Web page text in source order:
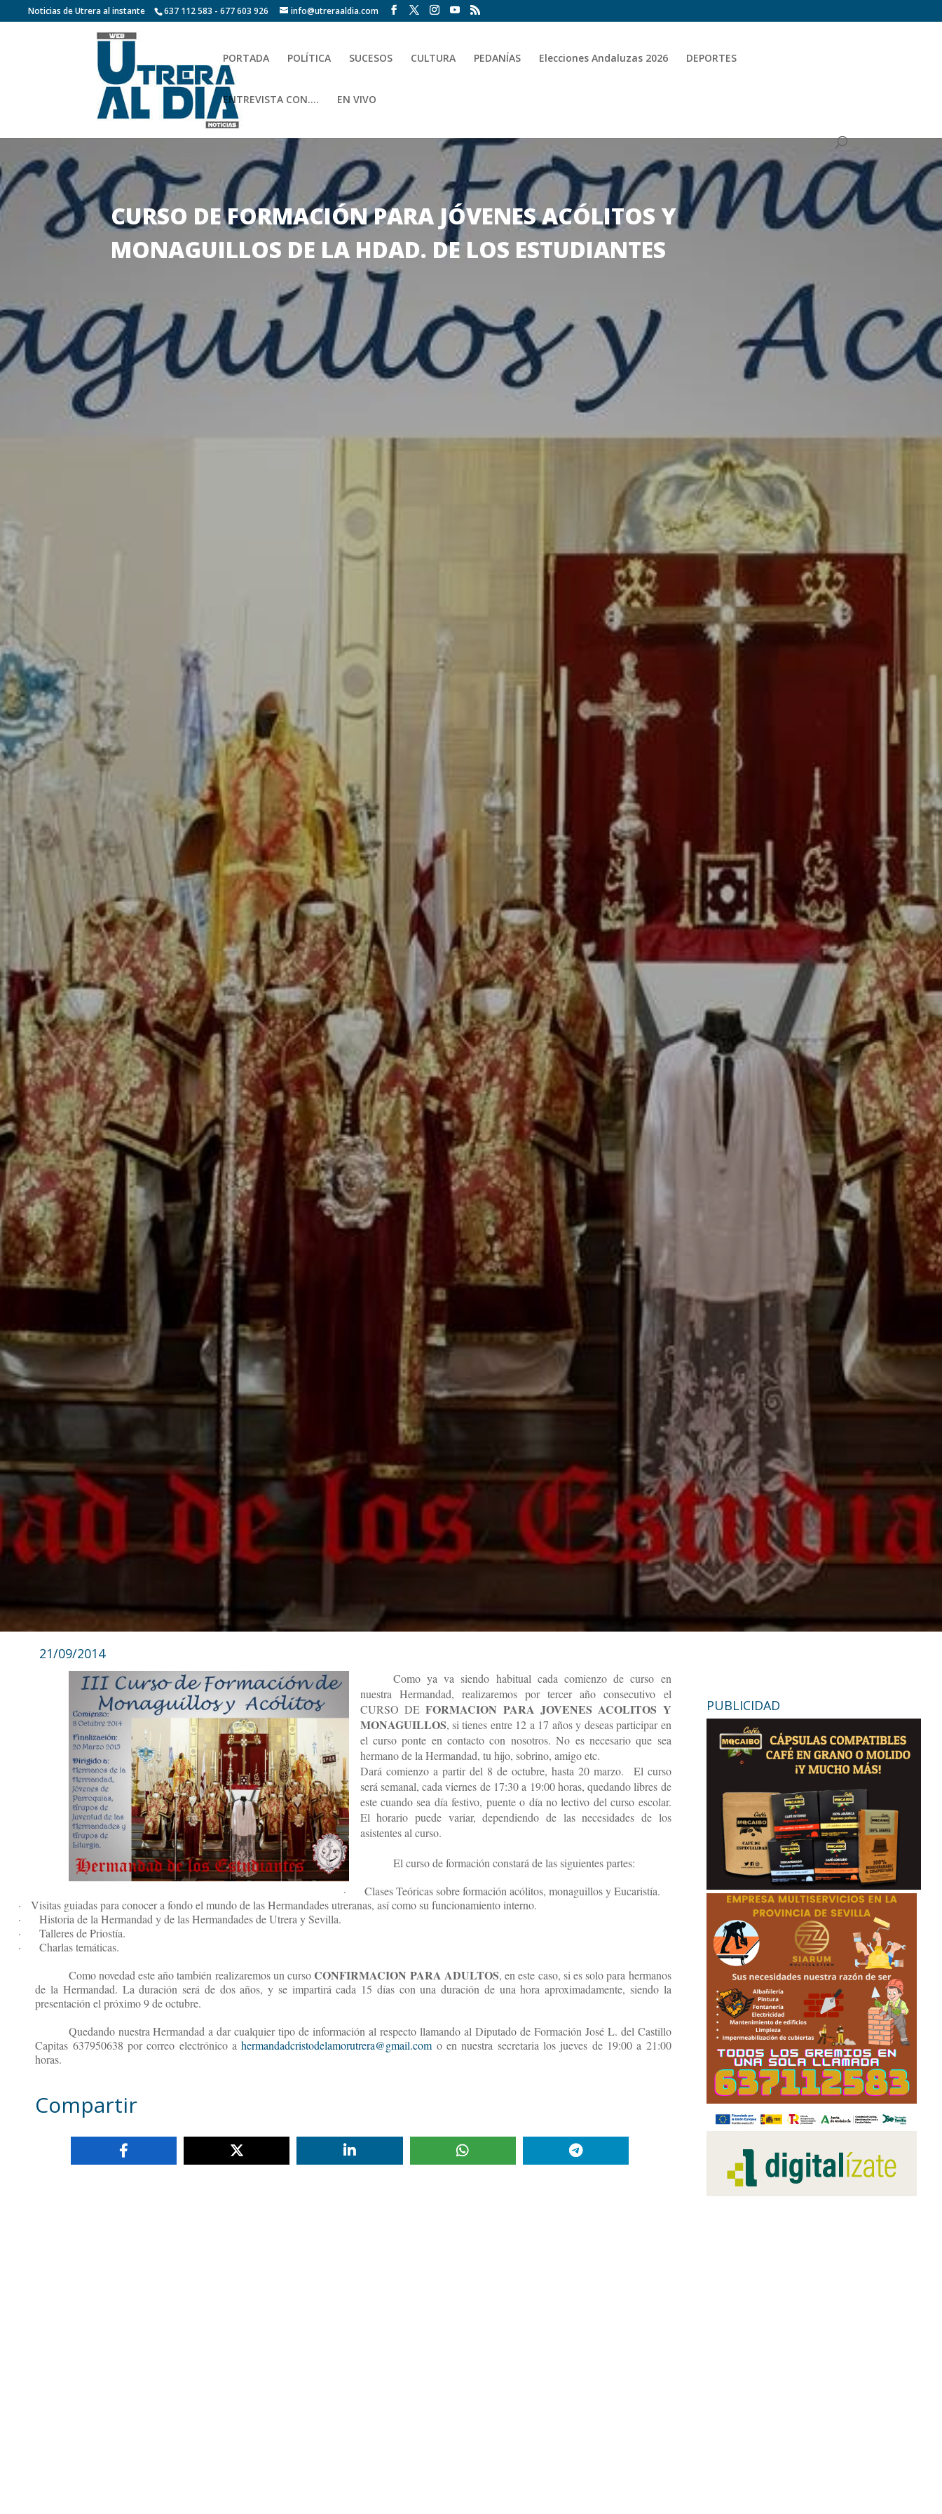
Noticias de Utrera al instante 637 112 583 - 677 603 926 info@utreraaldia.com
PORTADA POLÍTICA SUCESOS CULTURA PEDANÍAS Elecciones Andaluzas 2026 DEPORTES
ENTREVISTA CON…. EN VIVO
CURSO DE FORMACIÓN PARA JÓVENES ACÓLITOS Y
MONAGUILLOS DE LA HDAD. DE LOS ESTUDIANTES
21/09/2014
Como ya va siendo habitual cada comienzo de curso en
nuestra Hermandad, realizaremos por tercer año consecutivo el
CURSO DEFORMACION PARA JOVENES ACOLITOS Y
MONAGUILLOS, si tienes entre 12 a 17 años y deseas participar en
el curso ponte en contacto con nosotros. No es necesario que sea
hermano de la Hermandad, tu hijo, sobrino, amigo etc.
Dará comienzo a partir del 8 de octubre, hasta 20 marzo. El curso
será semanal, cada viernes de 17:30 a 19:00 horas, quedando libres de
este cuando sea día festivo, puente o día no lectivo del curso escolar.
El horario puede variar, dependiendo de las necesidades de los
asistentes al curso.
El curso de formación constará de las siguientes partes:
·
Clases Teóricas sobre formación acólitos, monaguillos y Eucaristía.
· Visitas guiadas para conocer a fondo el mundo de las Hermandades utreranas, así como su funcionamiento interno.
·
Historia de la Hermandad y de las Hermandades de Utrera y Sevilla.
·
Talleres de Priostía.
·
Charlas temáticas.
Como novedad este año también realizaremos un cursoCONFIRMACION PARA ADULTOS, en este caso, si es solo para hermanos
de la Hermandad. La duración será de dos años, y se impartirá cada 15 días con una duración de una hora aproximadamente, siendo la
presentación el próximo 9 de octubre.
Quedando nuestra Hermandad a dar cualquier tipo de información al respecto llamando al Diputado de Formación José L. del Castillo
Capitas 637950638 por correo electrónico ahermandadcristodelamorutrera@gmail.com o en nuestra secretaria los jueves de 19:00 a 21:00
horas.
Compartir
PUBLICIDAD